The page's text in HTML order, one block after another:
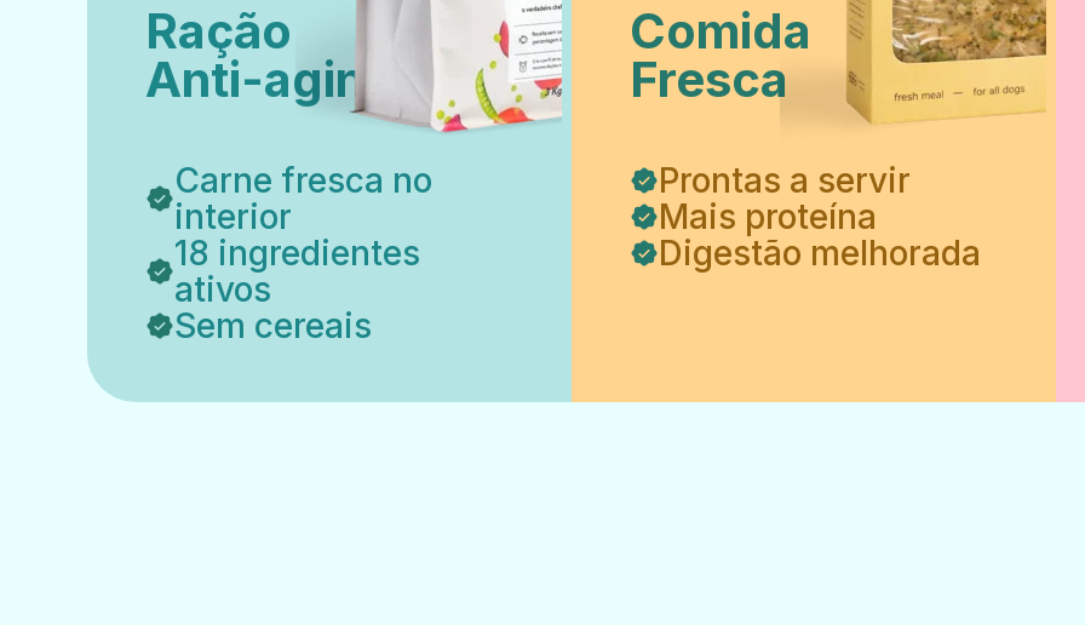
Ração
Anti-aging
Carne fresca no
interior
18 ingredientes
ativos
Sem cereais
Comida
Fresca
Prontas a servir
Mais proteína
Digestão melhorada